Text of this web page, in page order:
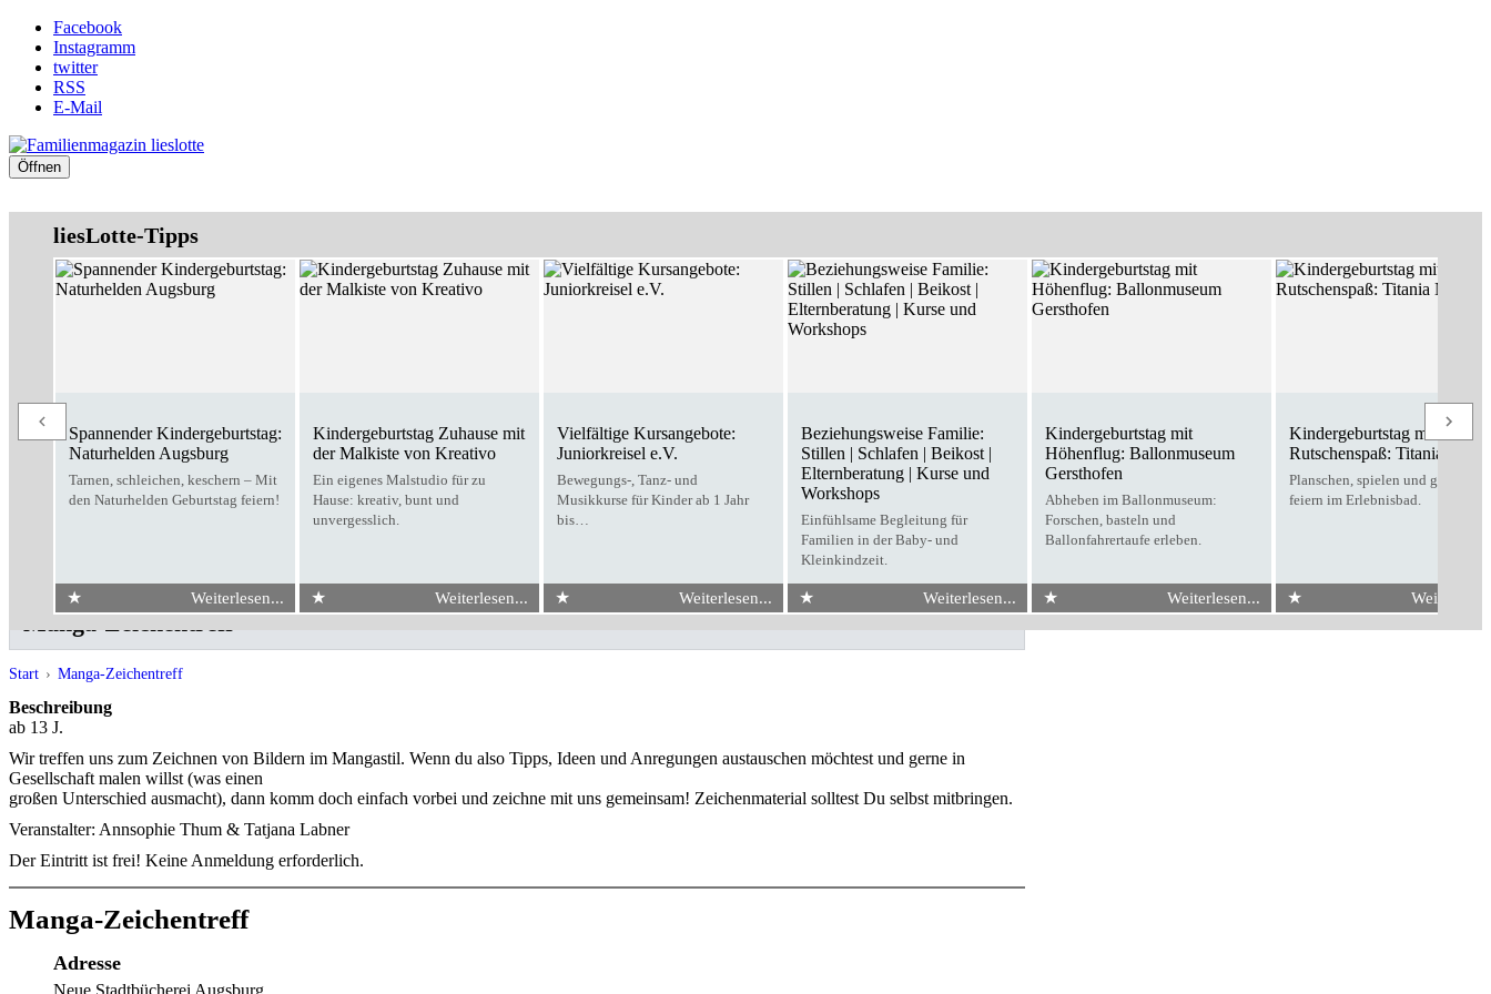
Facebook
Instagramm
twitter
RSS
E-Mail
Öffnen
liesLotte-Tipps
Spannender Kindergeburtstag:
Naturhelden Augsburg
Tarnen, schleichen, keschern – Mit
den Naturhelden Geburtstag feiern!
★ Weiterlesen...
Kindergeburtstag Zuhause mit
der Malkiste von Kreativo
Ein eigenes Malstudio für zu
Hause: kreativ, bunt und
unvergesslich.
★ Weiterlesen...
Vielfältige Kursangebote:
Juniorkreisel e.V.
Bewegungs-, Tanz- und
Musikkurse für Kinder ab 1 Jahr
bis…
★ Weiterlesen...
Beziehungsweise Familie:
Stillen | Schlafen | Beikost |
Elternberatung | Kurse und
Workshops
Einfühlsame Begleitung für
Familien in der Baby- und
Kleinkindzeit.
★ Weiterlesen...
Kindergeburtstag mit
Höhenflug: Ballonmuseum
Gersthofen
Abheben im Ballonmuseum:
Forschen, basteln und
Ballonfahrertaufe erleben.
★ Weiterlesen...
Kindergeburtstag mit
Rutschenspaß: Titania
Planschen, spielen und
feiern im Erlebnisbad.
★
Manga-Zeichentreff
Start › Manga-Zeichentreff
Beschreibung
ab 13 J.
Wir treffen uns zum Zeichnen von Bildern im Mangastil. Wenn du also Tipps, Ideen und Anregungen austauschen möchtest und gerne in
Gesellschaft malen willst (was einen
großen Unterschied ausmacht), dann komm doch einfach vorbei und zeichne mit uns gemeinsam! Zeichenmaterial solltest Du selbst mitbringen.
Veranstalter: Annsophie Thum & Tatjana Labner
Der Eintritt ist frei! Keine Anmeldung erforderlich.
Manga-Zeichentreff
Adresse
Neue Stadtbücherei Augsburg